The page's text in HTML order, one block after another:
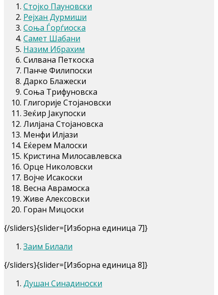
Стојко Пауновски
Рејхан Дурмиши
Соња Ѓорѓиоска
Самет Шабани
Назим Ибрахим
Силвана Петкоска
Панче Филипоски
Дарко Блажески
Соња Трифуновска
Глигорије Стојановски
Зеќир Јакупоски
Лилјана Стојановска
Менфи Илјази
Еќерем Малоски
Кристина Милосавлевска
Орце Николовски
Војче Исакоски
Весна Аврамоска
Живе Алексовски
Горан Мицоски
{/sliders}{slider=[Изборна единица 7]}
Заим Билали
{/sliders}{slider=[Изборна единица 8]}
Душан Синадиноски